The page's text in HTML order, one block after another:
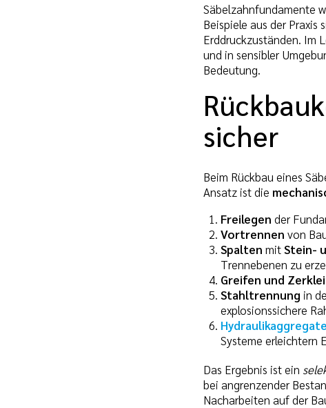
Säbelzahnfundamente
Beispiele aus der
Erddruckzuständen. Im
und in sensibler
Bedeutung.
sicher
Beim Rückbau eines
Ansatz ist die
Freilegen der
Vortrennen von
Spalten mitStein-
Trennebenen zu
Greifen und
Stahltrennung in
explosionssichere
Systeme erleichtern
Das Ergebnis ist ein
bei angrenzender
Nacharbeiten auf der